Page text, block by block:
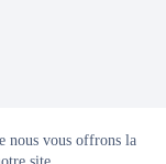
nous vous offrons la